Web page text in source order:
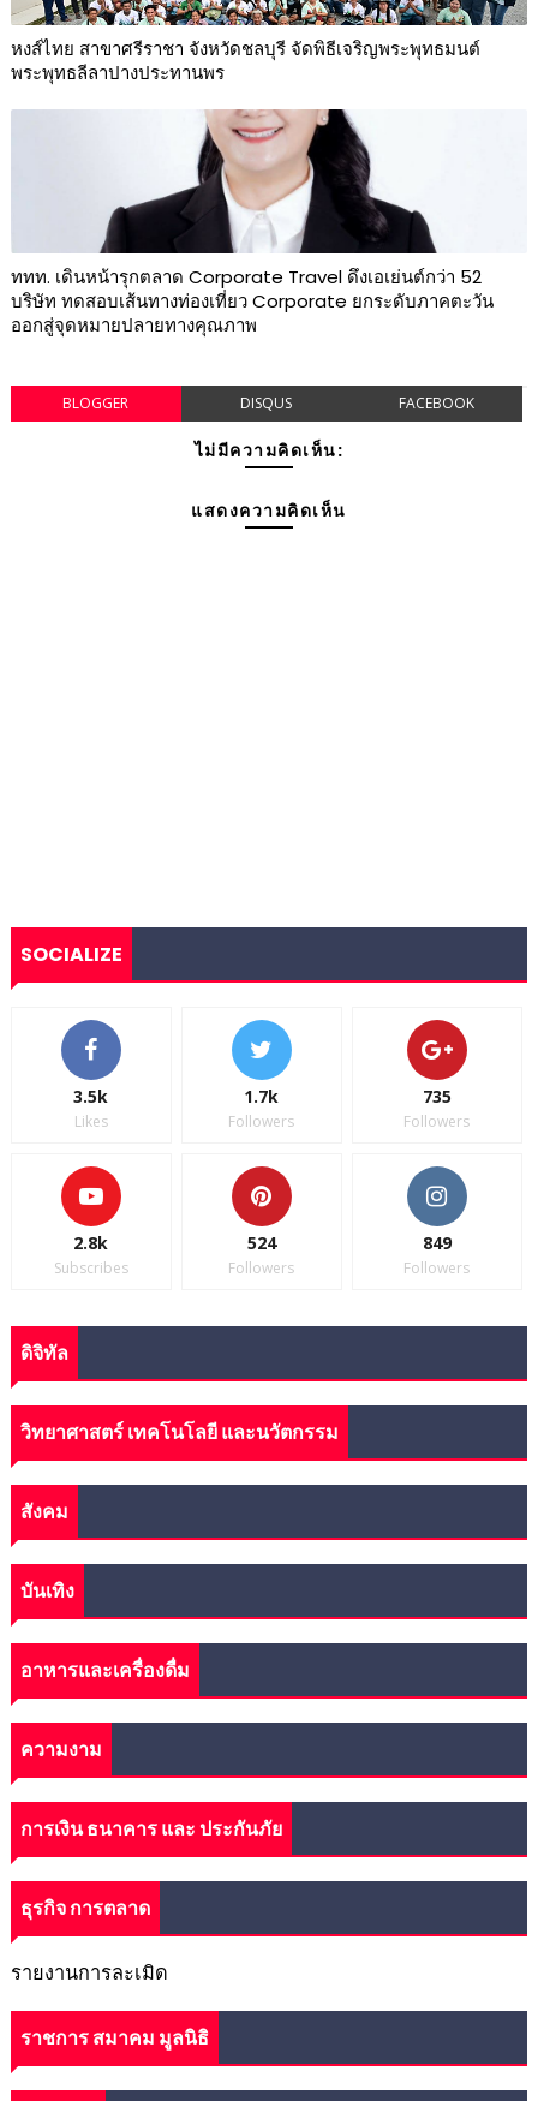
หงส์ไทย สาขาศรีราชา จังหวัดชลบุรี จัดพิธีเจริญพระพุทธมนต์
พระพุทธลีลาปางประทานพร
ททท. เดินหน้ารุกตลาด Corporate Travel ดึงเอเย่นต์กว่า 52
บริษัท ทดสอบเส้นทางท่องเที่ยว Corporate ยกระดับภาคตะวัน
ออกสู่จุดหมายปลายทางคุณภาพ
BLOGGER DISQUS FACEBOOK
ไม่มีความคิดเห็น:
แสดงความคิดเห็น
SOCIALIZE
3.5k
Likes
1.7k
Followers
735
Followers
2.8k
Subscribes
524
Followers
849
Followers
ดิจิทัล
วิทยาศาสตร์ เทคโนโลยี และนวัตกรรม
สังคม
บันเทิง
อาหารและเครื่องดื่ม
ความงาม
การเงิน ธนาคาร และ ประกันภัย
ธุรกิจ การตลาด
รายงานการละเมิด
ราชการ สมาคม มูลนิธิ